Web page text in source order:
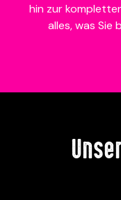
hin zur
alles, was Sie